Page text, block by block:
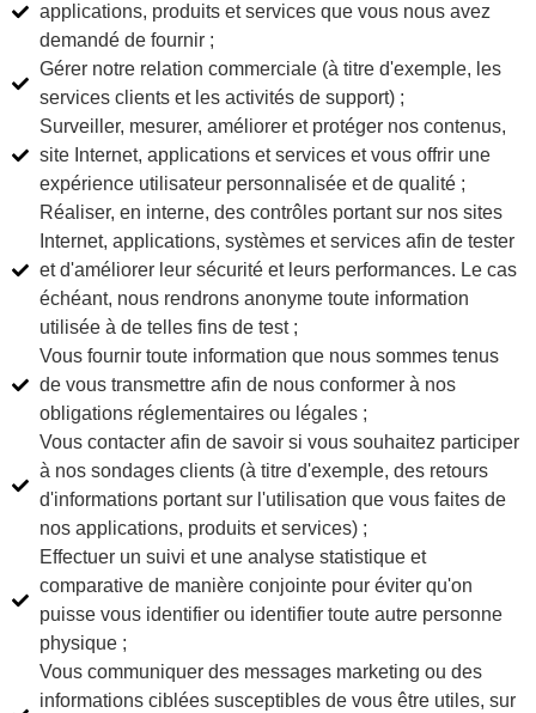
applications, produits et services que vous nous avez
demandé de fournir ;
Gérer notre relation commerciale (à titre d'exemple, les
services clients et les activités de support) ;
Surveiller, mesurer, améliorer et protéger nos contenus,
site Internet, applications et services et vous offrir une
expérience utilisateur personnalisée et de qualité ;
Réaliser, en interne, des contrôles portant sur nos sites
Internet, applications, systèmes et services afin de tester
et d'améliorer leur sécurité et leurs performances. Le cas
échéant, nous rendrons anonyme toute information
utilisée à de telles fins de test ;
Vous fournir toute information que nous sommes tenus
de vous transmettre afin de nous conformer à nos
obligations réglementaires ou légales ;
Vous contacter afin de savoir si vous souhaitez participer
à nos sondages clients (à titre d'exemple, des retours
d'informations portant sur l'utilisation que vous faites de
nos applications, produits et services) ;
Effectuer un suivi et une analyse statistique et
comparative de manière conjointe pour éviter qu'on
puisse vous identifier ou identifier toute autre personne
physique ;
Vous communiquer des messages marketing ou des
informations ciblées susceptibles de vous être utiles, sur